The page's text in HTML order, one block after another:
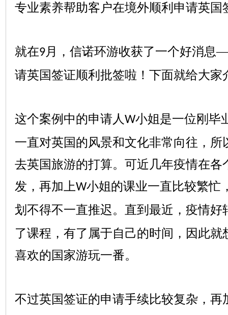
专业素养帮助客户在境外顺利申请英国
就在9月，信诺环游收获了一个好消息
请英国签证顺利批签啦！下面就给大家
这个案例中的申请人 W小姐是一位刚毕
一直对英国的风景和文化非常向往，所
去英国旅游的打算。可近几年疫情在各
发，再加上W小姐的课业一直比较繁忙
划不得不一直推迟。直到最近，疫情好
了课程，有了属于自己的时间，因此就
喜欢的国家游玩一番。
不过英国签证的申请手续比较复杂，再